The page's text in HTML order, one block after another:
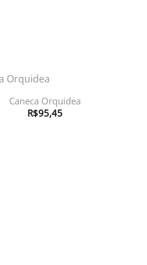
Caneca Orquidea
R$95,45